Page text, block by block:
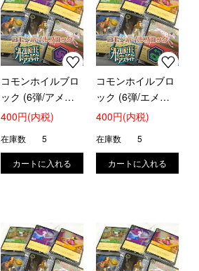
コモンホイルブロ
ック (6弾/アメジ
スト)
400円(内税)
在庫数 5
コモンホイルブロ
ック (6弾/エメラ
ルド)
400円(内税)
在庫数 5